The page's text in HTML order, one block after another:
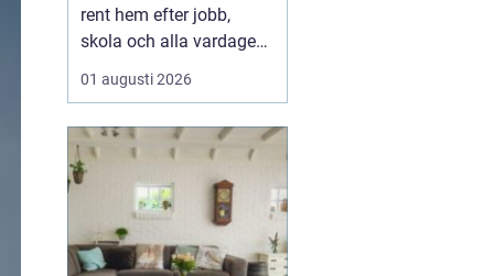
rent hem efter jobb,
skola och alla vardagens
måsten gör stor skillnad
för både ork och humör.
därför att ta hjälpmed
Hemstädning Malmö i
stället för att...
01 augusti 2026